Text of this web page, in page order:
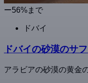
ー56%まで
ドバイ
ドバイの砂漠のサ
アラビアの砂漠の黄金